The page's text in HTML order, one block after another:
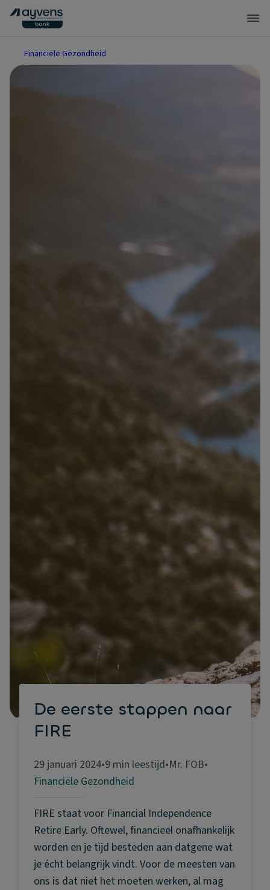
Financiele Gezondheid
De eerste stappen naar
FIRE
29 januari 2024•9 min leestijd•Mr. FOB•
Financiële Gezondheid
FIRE staat voor Financial Independence
Retire Early. Oftewel, financieel onafhankelijk
worden en je tijd besteden aan datgene wat
je écht belangrijk vindt. Voor de meesten van
ons is dat niet het moeten werken, al mag